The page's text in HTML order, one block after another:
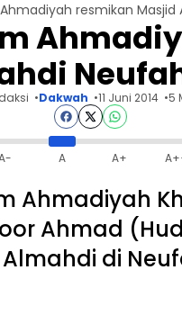
resmikan
Dakwah 11 Juni 2014 5
A A+
Ahmadiyah
Ahmad
di